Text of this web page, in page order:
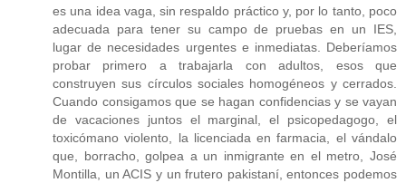
es una idea vaga, sin respaldo práctico y, por lo tanto, poco
adecuada para tener su campo de pruebas en un IES,
lugar de necesidades urgentes e inmediatas. Deberíamos
probar primero a trabajarla con adultos, esos que
construyen sus círculos sociales homogéneos y cerrados.
Cuando consigamos que se hagan confidencias y se vayan
de vacaciones juntos el marginal, el psicopedagogo, el
toxicómano violento, la licenciada en farmacia, el vándalo
que, borracho, golpea a un inmigrante en el metro, José
Montilla, un ACIS y un frutero pakistaní, entonces podemos